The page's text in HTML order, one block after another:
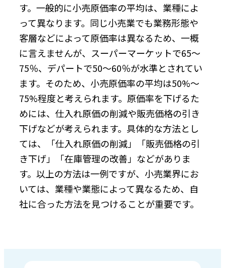
す。一般的に小売原価率の平均は、業種によ
って異なります。同じ小売業でも業務形態や
客層などによって原価率は異なるため、一概
に言えませんが、スーパーマーケットで65～
75％、デパートで50〜60％が水準とされてい
ます。そのため、小売原価率の平均は50%～
75%程度と考えられます。原価率を下げるた
めには、仕入れ原価の削減や販売価格の引き
下げなどが考えられます。具体的な方法とし
ては、「仕入れ原価の削減」「販売価格の引
き下げ」「在庫管理の改善」などがありま
す。以上の方法は一例ですが、小売業界にお
いては、業種や業態によって異なるため、自
社に合った方法を見つけることが重要です。